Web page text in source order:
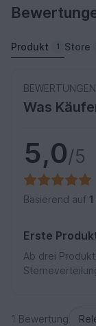
Produkt 1 Store
Was
5,0/5
Basierend auf 1
Erste
Ab drei
1 Bewertung